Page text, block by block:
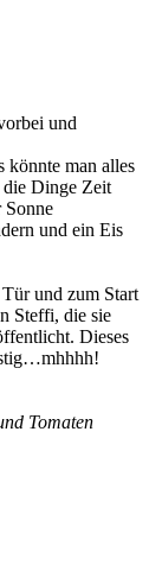
und
könnte man alles
die Dinge Zeit
Sonne
und ein Eis
und zum Start
Steffi, die sie
Dieses
Tomaten